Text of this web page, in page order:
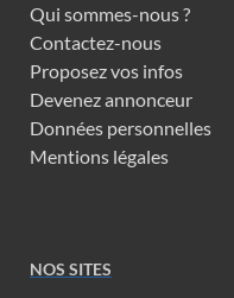
Qui sommes-nous ?
Contactez-nous
Proposez vos infos
Devenez annonceur
Données personnelles
Mentions légales
NOS SITES